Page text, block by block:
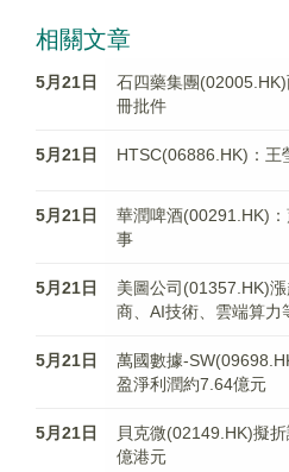
相關文章
5月21日
石四藥集團
冊批件
5月21日 HTSC(06886.HK)：王
5月21日
華潤啤酒(00291.HK)
事
5月21日
美圖公司(01357.HK)
商、AI技術、雲端算力
5月21日
萬國數據-
盈淨利潤約7.64億元
5月21日
貝克微(02149.HK)擬
億港元